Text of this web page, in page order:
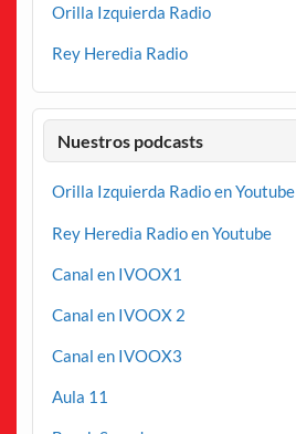
Orilla Izquierda Radio
Rey Heredia Radio
Nuestros podcasts
Orilla Izquierda Radio en Youtube
Rey Heredia Radio en Youtube
Canal en IVOOX1
Canal en IVOOX 2
Canal en IVOOX3
Aula 11